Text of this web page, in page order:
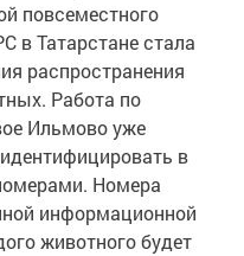
повсеместного
в Татарстане стала
распространения
Работа по
Ильмово уже
в
Номера
информационной
животного будет